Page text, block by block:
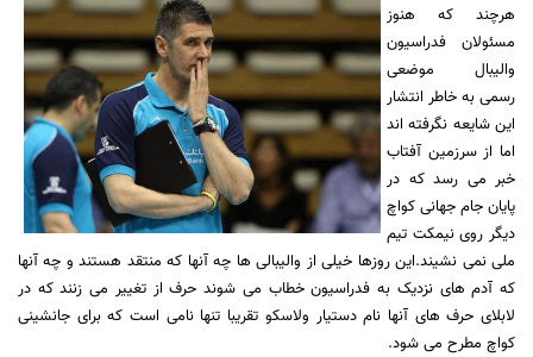
هرچند که هنوز
مسئولان فدراسیون
والیبال موضعی
رسمی به خاطر انتشار
این شایعه نگرفته اند
اما از سرزمین آفتاب
خبر می رسد که در
پایان جام جهانی کواچ
دیگر روی نیمکت تیم
ملی نمی نشیند.این روزها خیلی از والیبالی ها چه آنها که منتقد هستند و چه آنها
که آدم های نزدیک به فدراسیون خطاب می شوند حرف از تغییر می زنند که در
لابلای حرف های آنها نام دستیار ولاسکو تقریبا تنها نامی است که برای جانشینی
کواچ مطرح می شود.